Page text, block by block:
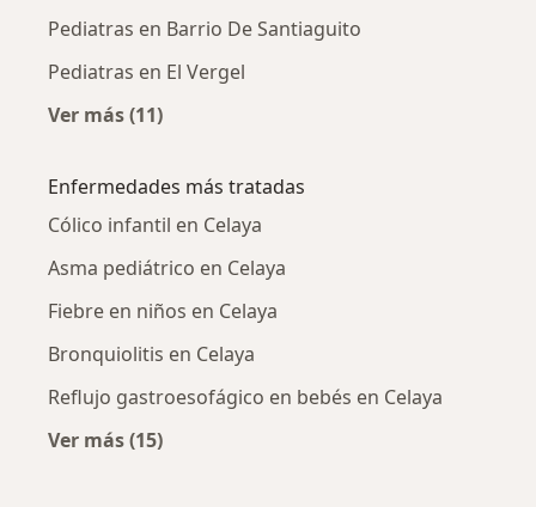
Pediatras en Barrio De Santiaguito
Pediatras en El Vergel
Ver más (11)
Enfermedades más tratadas
Cólico infantil en Celaya
Asma pediátrico en Celaya
Fiebre en niños en Celaya
Bronquiolitis en Celaya
Reflujo gastroesofágico en bebés en Celaya
Ver más (15)